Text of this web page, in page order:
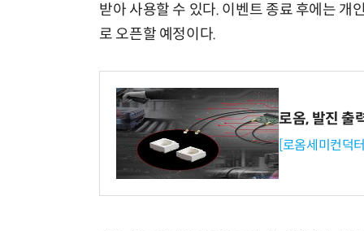
받아 사용할 수 있다. 이벤트 종료 후에는
로 오픈할 예정이다.
로옴, 발진 출
[로옴세미컨덕